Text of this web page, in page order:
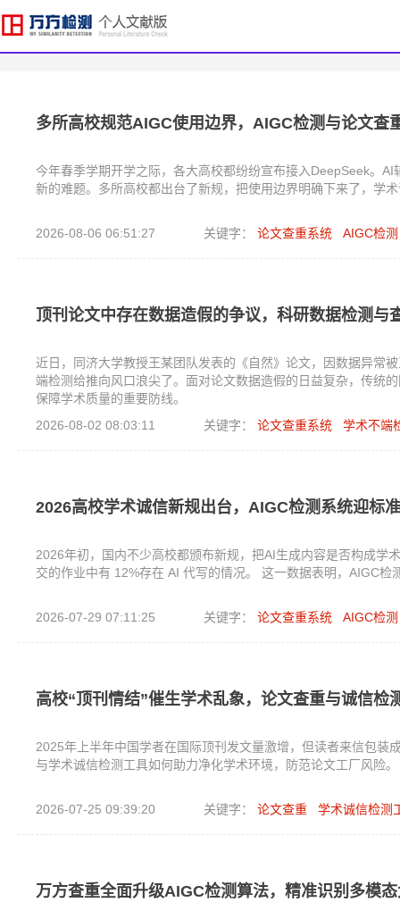
多所高校规范AIGC使用边界，AIGC检测与论文查
今年春季学期开学之际，各大高校都纷纷宣布接入DeepSeek。
新的难题。多所高校都出台了新规，把使用边界明确下来了，学
2026-08-06 06:51:27 关键字： 论文查重系统 AIGC检测
顶刊论文中存在数据造假的争议，科研数据检测与
近日，同济大学教授王某团队发表的《自然》论文，因数据异常
端检测给推向风口浪尖了。面对论文数据造假的日益复杂，传统
保障学术质量的重要防线。
2026-08-02 08:03:11
关键字： 论文查重系统 学术不端
2026高校学术诚信新规出台，AIGC检测系统迎标
2026年初，国内不少高校都颁布新规，把AI生成内容是否构成
交的作业中有 12%存在 AI 代写的情况。 这一数据表明，AIGC检
2026-07-29 07:11:25 关键字： 论文查重系统 AIGC检测
高校“顶刊情结”催生学术乱象，论文查重与诚信检
2025年上半年中国学者在国际顶刊发文量激增，但读者来信包
与学术诚信检测工具如何助力净化学术环境，防范论文工厂风险。
2026-07-25 09:39:20 关键字： 论文查重 学术诚信检测
万方查重全面升级AIGC检测算法，精准识别多模